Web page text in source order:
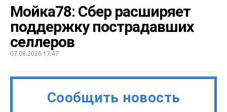
Мойка78: Сбер расширяет
поддержку пострадавших
селлеров
07.08.2026 17:47
Сообщить новость